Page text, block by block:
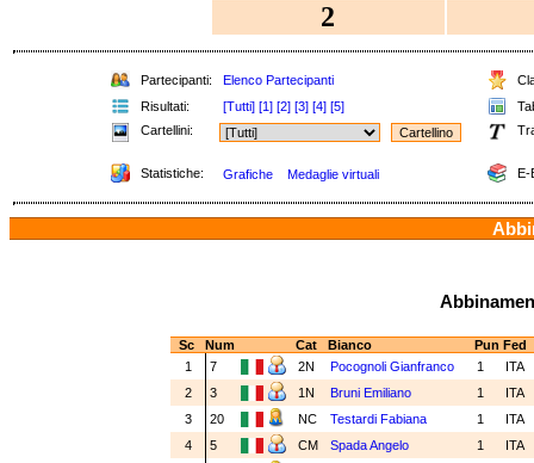
2
Partecipanti: Elenco Partecipanti
Risultati:
[Tutti] [1] [2] [3] [4] [5]
Cartellini:
Statistiche: Grafiche Medaglie virtuali E-
Sc Num Cat Bianco Pun Fed
1
7 2N Pocognoli Gianfranco 1 ITA
2
3 1N Bruni Emiliano 1 ITA
3
20 NC Testardi Fabiana 1 ITA
4
5 CM Spada Angelo 1 ITA